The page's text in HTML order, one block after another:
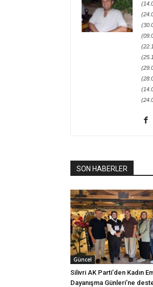
SON HABERLER
Güncel
Silivri AK Parti’den Kadın
Dayanışma Günleri’ne